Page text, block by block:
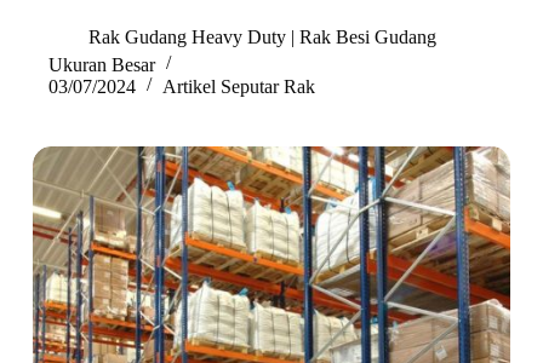
Rak Gudang Heavy Duty | Rak Besi Gudang
Ukuran Besar
03/07/2024
Artikel Seputar Rak